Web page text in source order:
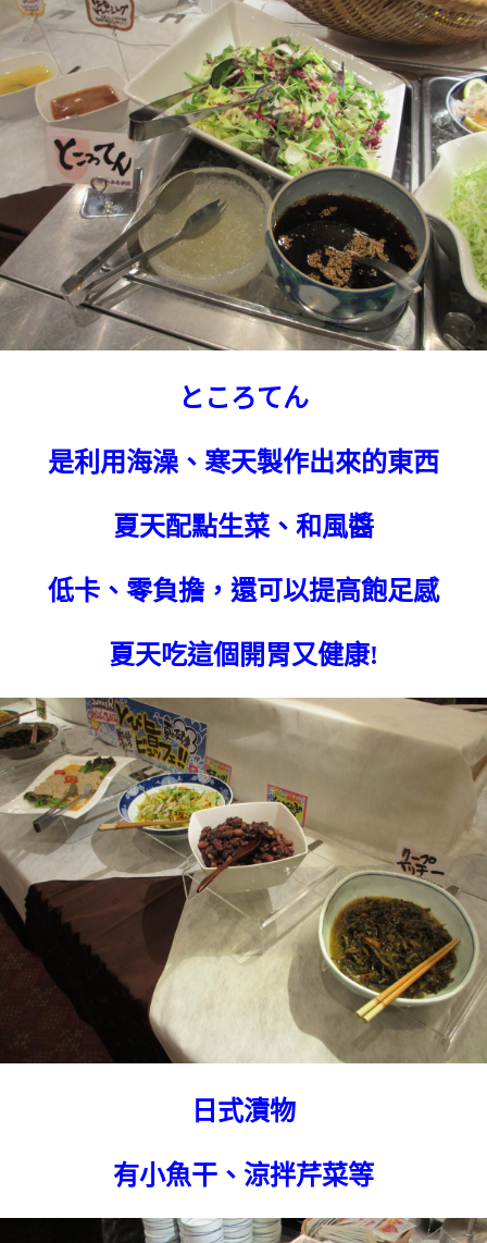
ところてん
是利用海澡、寒天製作出來的東西
夏天配點生菜、和風醬
低卡、零負擔，還可以提高飽足感
夏天吃這個開胃又健康!
日式漬物
有小魚干、涼拌芹菜等